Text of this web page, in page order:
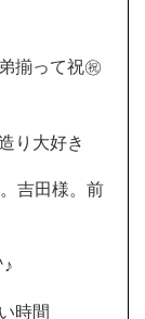
揃って祝㊗
り大好き
吉田様。前
時間